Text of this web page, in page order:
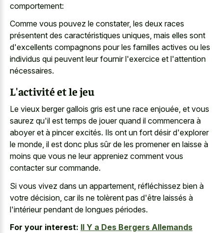
comportement:
Comme vous pouvez le constater, les deux races
présentent des caractéristiques uniques, mais elles sont
d'excellents compagnons pour les familles actives ou les
individus qui peuvent leur fournir l'exercice et l'attention
nécessaires.
L'activité et le jeu
Le vieux berger gallois gris est une race enjouée, et vous
saurez qu'il est temps de jouer quand il commencera à
aboyer et à pincer excités. Ils ont un fort désir d'explorer
le monde, il est donc plus sûr de les promener en laisse à
moins que vous ne leur appreniez comment vous
contacter sur commande.
Si vous vivez dans un appartement, réfléchissez bien à
votre décision, car ils ne tolèrent pas d'être laissés à
l'intérieur pendant de longues périodes.
For your interest: Il Y a Des Bergers Allemands